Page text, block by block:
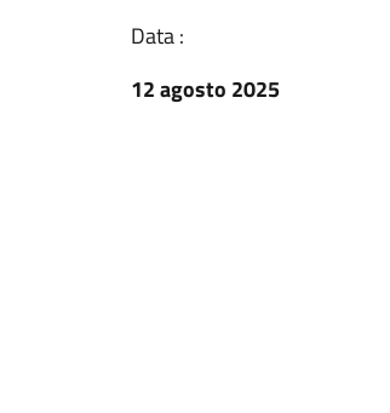
Data :
12 agosto 2025